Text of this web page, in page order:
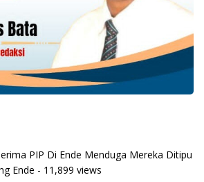
PIP Di Ende Menduga Mereka Ditipu
Ende - 11,899 views